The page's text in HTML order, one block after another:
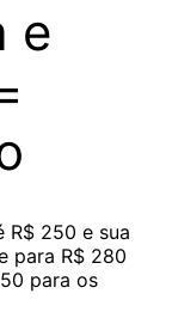
e
R$ 250 e sua
para R$ 280
para os